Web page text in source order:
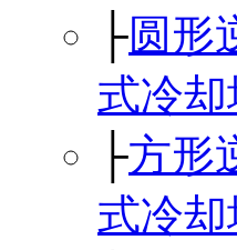
├圆形
式冷却
├方形
式冷却